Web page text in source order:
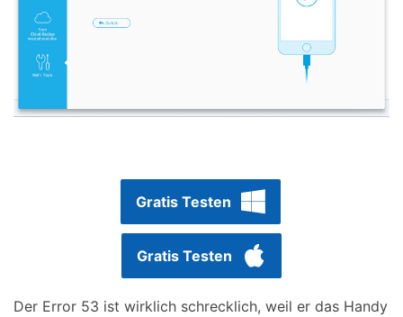
Gratis Testen
Gratis Testen
Der Error 53 ist wirklich schrecklich, weil er das Handy